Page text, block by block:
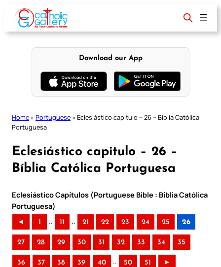
content
Download our App
Home » Portuguese » Eclesiástico capitulo – 26 – Bíblia Católica
Portuguesa
Eclesiástico capitulo – 26 –
Bíblia Católica Portuguesa
Eclesiástico Capítulos (Portuguese Bible : Bíblia Católica
Portuguesa)
◄ 1 .. 11 .. 21 22 23 24 25 26
27 28 29 30 31 32 33 34 35
36 37 38 39 40 .. 50 51 ►